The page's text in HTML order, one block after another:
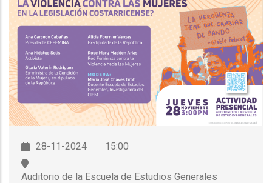
28-11-2024 15:00
Auditorio de la Escuela de Estudios Generales